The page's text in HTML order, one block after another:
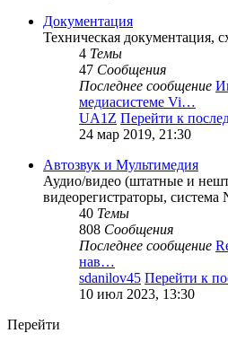
Документация
Техническая документация,
4 Темы
47 Сообщения
Последнее сообщение
медиасистеме Vi…
UA1Z Перейти к
24 мар 2019, 21:30
Автозвук и Мультимедия
Аудио/видео (штатные и
видеорегистраторы, система
40 Темы
808 Сообщения
Последнее сообщение
нав…
sdanilov45 Перейти к
10 июл 2023, 13:30
Перейти